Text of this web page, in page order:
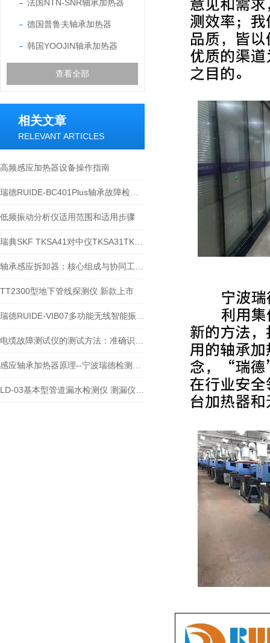
法国NTN-SNR轴承加热器
德国普鲁夫轴承加热器
韩国YOOJIN轴承加热器
查看全部
相关文章
RELEVANT ARTICLES
高频感应加热器设备操作指南
低频振动分析仪适用范围和适用步骤
TT2300型地下管线探测仪 新款上市